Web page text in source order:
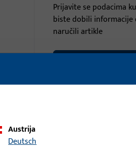
Prijavite se podacima
biste dobili informacije
naručili artikle
Austrija
Deutsch